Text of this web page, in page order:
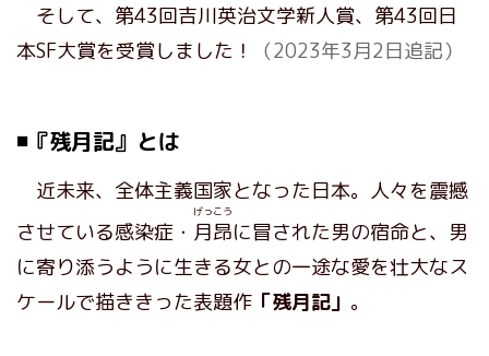
そして、第43回吉川英治文学新人賞、第43回日
本SF大賞を受賞しました！
（2023年3月2日追記）
◾️『残月記』とは
近未来、全体主義国家となった日本。人々を震撼
させている感染症・ 月昂
げっこう
に冒された男の宿命と、男
に寄り添うように生きる女との一途な愛を壮大なス
ケールで描ききった表題作 「残月記」 。